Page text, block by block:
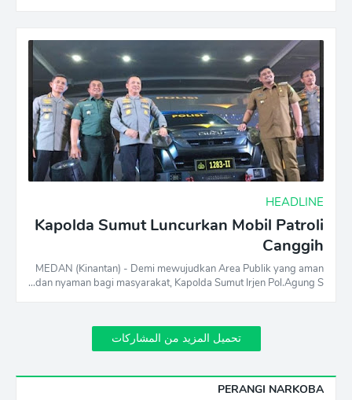
HEADLINE
Kapolda Sumut Luncurkan Mobil Patroli
Canggih
MEDAN (Kinantan) - Demi mewujudkan Area Publik yang aman
dan nyaman bagi masyarakat, Kapolda Sumut Irjen Pol.Agung S…
تحميل المزيد من المشاركات
PERANGI NARKOBA